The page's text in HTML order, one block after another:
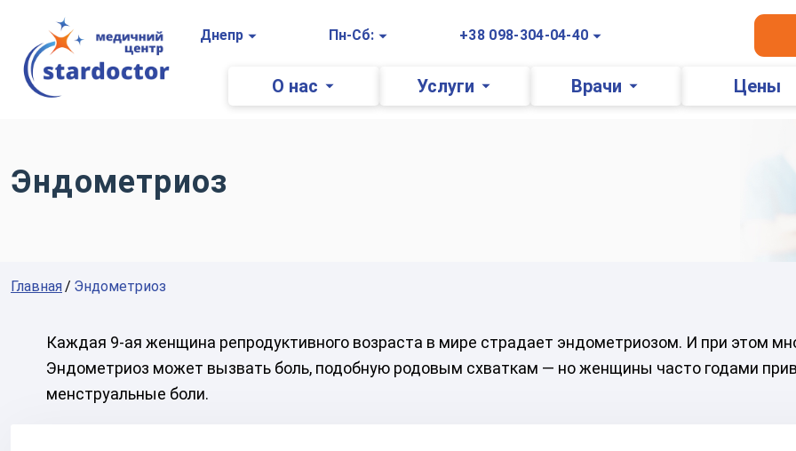
Главная
Днепр
Пн-Сб: +38 098-304-04-40
О нас Услуги Врачи Цены
Эндометриоз
Главная Эндометриоз
Каждая 9-ая женщина репродуктивного возраста в мире страдает эндометриозом. И при этом
Эндометриоз может вызвать боль, подобную родовым схваткам — но женщины часто годами
менструальные боли.